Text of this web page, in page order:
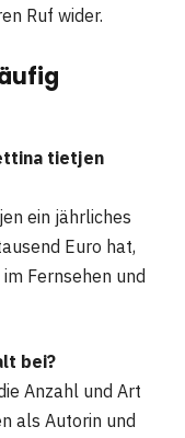
Ruf wider.
tietjen
ein jährliches
Euro hat,
Fernsehen und
bei?
Anzahl und Art
als Autorin und